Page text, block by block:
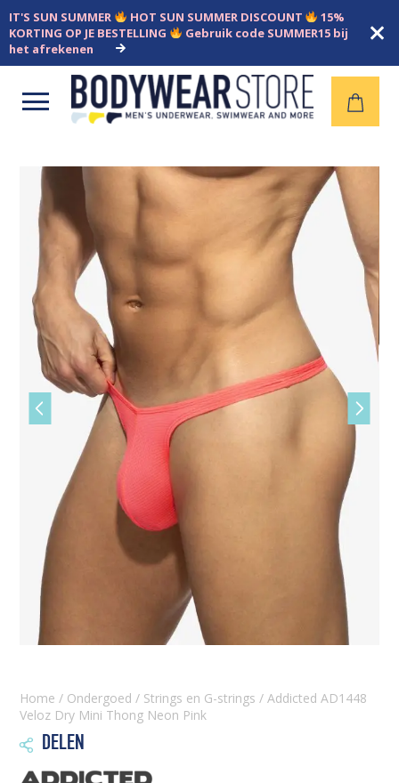
IT'S SUN SUMMER HOT SUN SUMMER DISCOUNT
15%
KORTING OP JE BESTELLING
Gebruik code SUMMER15 bij
het afrekenen
Open
Vorige
slide
slide
Home / Ondergoed / Strings en G-strings / Addicted AD1448
Veloz Dry Mini Thong Neon Pink
 DELEN